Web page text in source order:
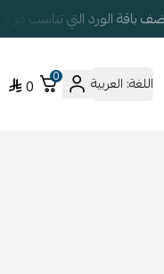
باقة الورد التي تناسب
اللغة: العربية 0
0